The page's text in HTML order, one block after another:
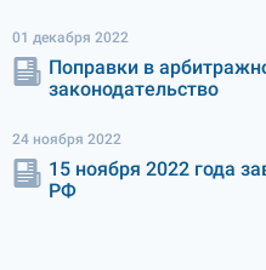
01 декабря 2022
Поправки в
законодательство
24 ноября 2022
15 ноября 2022 года
РФ